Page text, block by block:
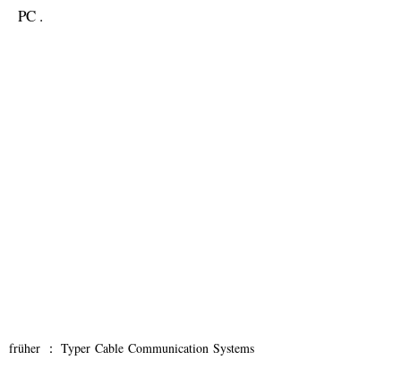
PC .
früher ： Typer Cable Communication Systems